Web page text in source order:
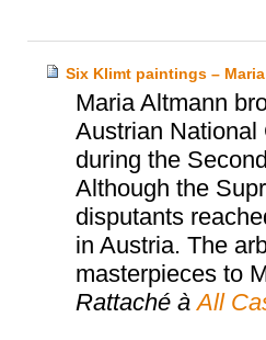
Six Klimt paintings –
Maria Altmann
Austrian National
during the
Although the
disputants
in Austria. The
masterpieces to
Rattaché à All